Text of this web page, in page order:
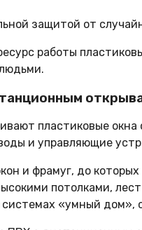
защитой от
работы
пластиковые
и управляющие
и фрамуг, до
потолками,
«умный